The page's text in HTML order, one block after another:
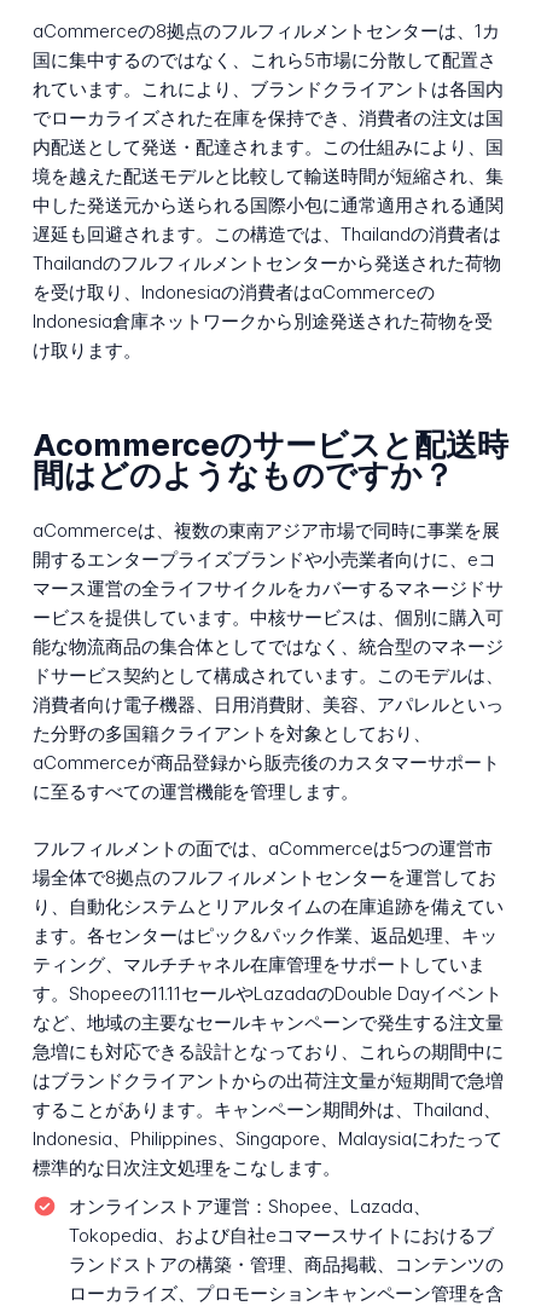
aCommerceの8拠点のフルフィルメントセンターは、1カ
国に集中するのではなく、これら5市場に分散して配置さ
れています。これにより、ブランドクライアントは各国内
でローカライズされた在庫を保持でき、消費者の注文は国
内配送として発送・配達されます。この仕組みにより、国
境を越えた配送モデルと比較して輸送時間が短縮され、集
中した発送元から送られる国際小包に通常適用される通関
遅延も回避されます。この構造では、Thailandの消費者は
Thailandのフルフィルメントセンターから発送された荷物
を受け取り、Indonesiaの消費者はaCommerceの
Indonesia倉庫ネットワークから別途発送された荷物を受
け取ります。
Acommerceのサービスと配送時
間はどのようなものですか？
aCommerceは、複数の東南アジア市場で同時に事業を展
開するエンタープライズブランドや小売業者向けに、eコ
マース運営の全ライフサイクルをカバーするマネージドサ
ービスを提供しています。中核サービスは、個別に購入可
能な物流商品の集合体としてではなく、統合型のマネージ
ドサービス契約として構成されています。このモデルは、
消費者向け電子機器、日用消費財、美容、アパレルといっ
た分野の多国籍クライアントを対象としており、
aCommerceが商品登録から販売後のカスタマーサポート
に至るすべての運営機能を管理します。
フルフィルメントの面では、aCommerceは5つの運営市
場全体で8拠点のフルフィルメントセンターを運営してお
り、自動化システムとリアルタイムの在庫追跡を備えてい
ます。各センターはピック&パック作業、返品処理、キッ
ティング、マルチチャネル在庫管理をサポートしていま
す。Shopeeの11.11セールやLazadaのDouble Dayイベント
など、地域の主要なセールキャンペーンで発生する注文量
急増にも対応できる設計となっており、これらの期間中に
はブランドクライアントからの出荷注文量が短期間で急増
することがあります。キャンペーン期間外は、Thailand、
Indonesia、Philippines、Singapore、Malaysiaにわたって
標準的な日次注文処理をこなします。
オンラインストア運営： Shopee、Lazada、
Tokopedia、および自社eコマースサイトにおけるブ
ランドストアの構築・管理、商品掲載、コンテンツの
ローカライズ、プロモーションキャンペーン管理を含